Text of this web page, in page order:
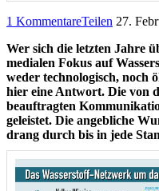
1 KommentareTeilen 27.
Wer sich die letzten Jahre
medialen Fokus auf
weder technologisch, noch
hier eine Antwort. Die von
beauftragten
geleistet. Die angebliche
drang durch bis in jede